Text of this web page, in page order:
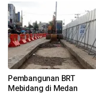
Pembangunan BRT
Mebidang di Medan